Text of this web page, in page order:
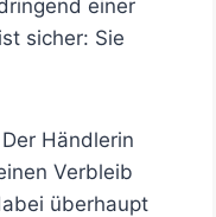
einer
sicher: Sie
Händlerin
Verbleib
überhaupt